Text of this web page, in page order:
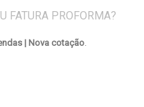
FATURA PROFORMA?
| Nova cotação.